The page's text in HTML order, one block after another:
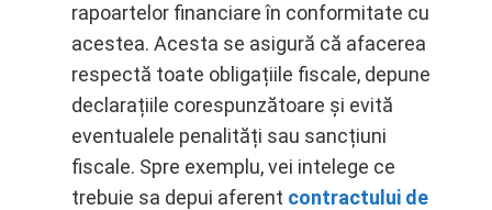
rapoartelor financiare în conformitate cu
acestea. Acesta se asigură că afacerea
respectă toate obligațiile fiscale, depune
declarațiile corespunzătoare și evită
eventualele penalități sau sancțiuni
fiscale. Spre exemplu, vei intelege ce
trebuie sa depui aferent contractului de